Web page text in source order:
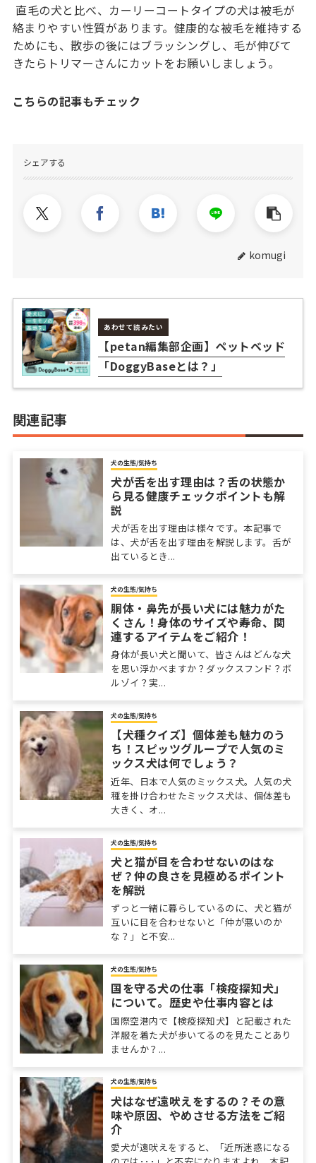
直毛の犬と比べ、カーリーコートタイプの犬は被毛が
絡まりやすい性質があります。健康的な被毛を維持する
ためにも、散歩の後にはブラッシングし、毛が伸びて
きたらトリマーさんにカットをお願いしましょう。
こちらの記事もチェック
シェアする
komugi
あわせて読みたい
【petan編集部企画】ペットベッド
「DoggyBaseとは？」
関連記事
犬の生態/気持ち
犬が舌を出す理由は？舌の状態か
ら見る健康チェックポイントも解
説
犬が舌を出す理由は様々です。本記事で
は、犬が舌を出す理由を解説します。舌が
出ているとき...
犬の生態/気持ち
胴体・鼻先が長い犬には魅力がた
くさん！身体のサイズや寿命、関
連するアイテムをご紹介！
身体が長い犬と聞いて、皆さんはどんな犬
を思い浮かべますか？ダックスフンド？ボ
ルゾイ？実...
犬の生態/気持ち
【犬種クイズ】個体差も魅力のう
ち！スピッツグループで人気のミ
ックス犬は何でしょう？
近年、日本で人気のミックス犬。人気の犬
種を掛け合わせたミックス犬は、個体差も
大きく、オ...
犬の生態/気持ち
犬と猫が目を合わせないのはな
ぜ？仲の良さを見極めるポイント
を解説
ずっと一緒に暮らしているのに、犬と猫が
互いに目を合わせないと「仲が悪いのか
な？」と不安...
犬の生態/気持ち
国を守る犬の仕事「検疫探知犬」
について。歴史や仕事内容とは
国際空港内で【検疫探知犬】と記載された
洋服を着た犬が歩いてるのを見たことあり
ませんか？...
犬の生態/気持ち
犬はなぜ遠吠えをするの？その意
味や原因、やめさせる方法をご紹
介
愛犬が遠吠えをすると、「近所迷惑になる